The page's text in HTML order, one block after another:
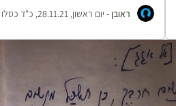
ראובן - יום ראשון, 28.11.21, כ"ד כסלו התשפ"ב